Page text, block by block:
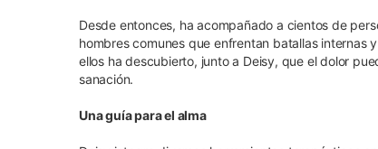
Desde entonces, ha acompañado a cientos de
hombres comunes que enfrentan batallas internas
ellos ha descubierto, junto a Deisy, que el dolor
sanación.
Una guía para el alma